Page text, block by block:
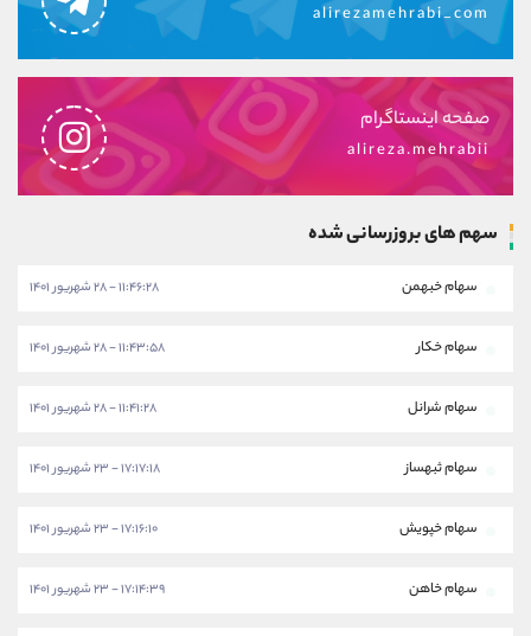
alirezamehrabi_com
صفحه اینستاگرام
alireza.mehrabii
سهم های بروزرسانی شده
سهام خبهمن ۱۱:۴۶:۲۸ - ۲۸ شهریور ۱۴۰۱
سهام خکار ۱۱:۴۳:۵۸ - ۲۸ شهریور ۱۴۰۱
سهام شرانل ۱۱:۴۱:۲۸ - ۲۸ شهریور ۱۴۰۱
سهام ثبهساز ۱۷:۱۷:۱۸ - ۲۳ شهریور ۱۴۰۱
سهام خپویش ۱۷:۱۶:۱۰ - ۲۳ شهریور ۱۴۰۱
سهام خاهن ۱۷:۱۴:۳۹ - ۲۳ شهریور ۱۴۰۱